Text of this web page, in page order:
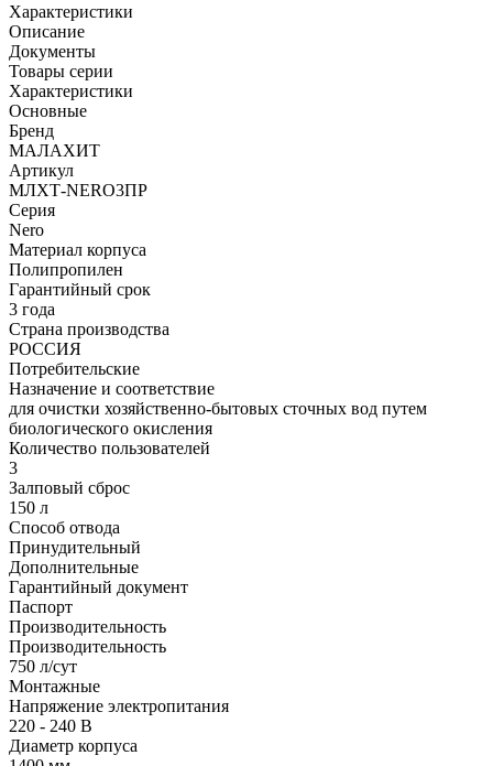
Характеристики
Описание
Документы
Товары серии
Характеристики
Основные
Бренд
МАЛАХИТ
Артикул
МЛХТ-NERO3ПР
Серия
Nero
Материал корпуса
Полипропилен
Гарантийный срок
3 года
Страна производства
РОССИЯ
Потребительские
Назначение и соответствие
для очистки хозяйственно-бытовых сточных вод путем
биологического окисления
Количество пользователей
3
Залповый сброс
150 л
Способ отвода
Принудительный
Дополнительные
Гарантийный документ
Паспорт
Производительность
Производительность
750 л/сут
Монтажные
Напряжение электропитания
220 - 240 В
Диаметр корпуса